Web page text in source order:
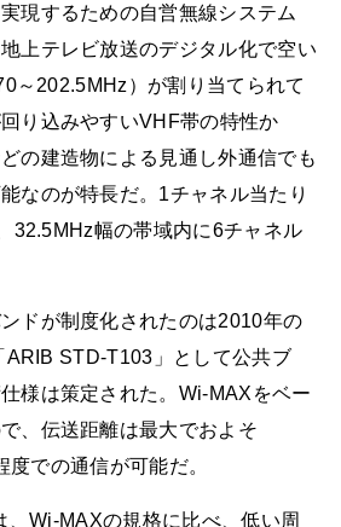
現するための自営無線システム
上テレビ放送のデジタル化で空い
～202.5MHz）が割り当てられて
り込みやすいVHF帯の特性か
の建造物による見通し外通信でも
なのが特長だ。1チャネル当たり
32.5MHz幅の帯域内に6チャネル
ドが制度化されたのは2010年の
ARIB STD-T103」として公共ブ
様は策定された。Wi-MAXをベー
、伝送距離は最大でおよそ
での通信が可能だ。
、Wi-MAXの規格に比べ、低い周